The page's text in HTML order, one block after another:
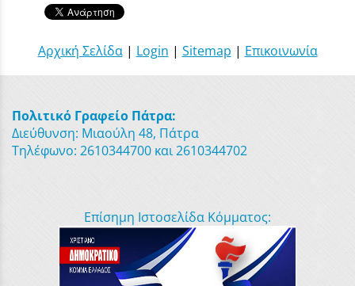
Αρχική Σελίδα| Login | Sitemap | Επικοινωνία
Πολιτικό Γραφείο Πάτρα:
Διεύθυνση: Μιαούλη 48, Πάτρα
Τηλέφωνο: 2610344700 και 2610344702
Επίσημη Ιστοσελίδα Κόμματος: